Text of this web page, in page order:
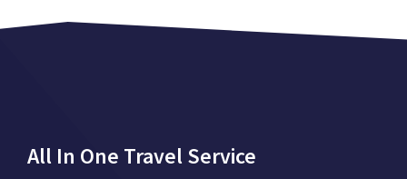
All In One Travel Service